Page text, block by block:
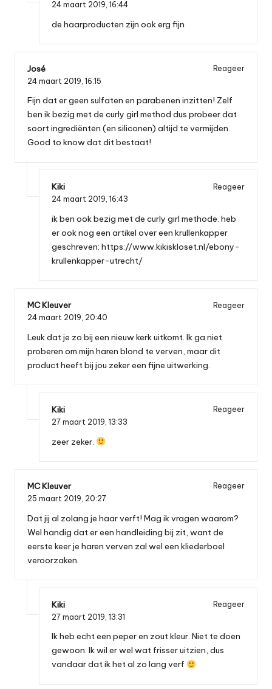
24 maart 2019, 16:44
de haarproducten zijn ook erg fijn
José
Reageer
24 maart 2019, 16:15
Fijn dat er geen sulfaten en parabenen inzitten! Zelf
ben ik bezig met de curly girl method dus probeer dat
soort ingrediënten (en siliconen) altijd te vermijden.
Good to know dat dit bestaat!
Kiki
Reageer
24 maart 2019, 16:43
ik ben ook bezig met de curly girl methode. heb
er ook nog een artikel over een krullenkapper
geschreven: https://www.kikiskloset.nl/ebony-
krullenkapper-utrecht/
MC Kleuver
Reageer
24 maart 2019, 20:40
Leuk dat je zo bij een nieuw kerk uitkomt. Ik ga niet
proberen om mijn haren blond te verven, maar dit
product heeft bij jou zeker een fijne uitwerking.
Kiki
Reageer
27 maart 2019, 13:33
zeer zeker.
MC Kleuver
Reageer
25 maart 2019, 20:27
Dat jij al zolang je haar verft! Mag ik vragen waarom?
Wel handig dat er een handleiding bij zit, want de
eerste keer je haren verven zal wel een kliederboel
veroorzaken.
Kiki
Reageer
27 maart 2019, 13:31
Ik heb echt een peper en zout kleur. Niet te doen
gewoon. Ik wil er wel wat frisser uitzien, dus
vandaar dat ik het al zo lang verf